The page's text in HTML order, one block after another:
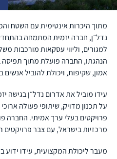
מתוך היכרות אינטימית עם השטח
נדל״ן, חברה יזמית המתמחה
למגורים, וליווי עסקאות מורכבות
הנהגתו, החברה פועלת מתוך תפיסה
אמון, שקיפות, ויכולת להוביל אנשים
עידו מוביל את אדרום נדל״ן
על תכנון מדויק, שיתופי פעולה
פרויקטים בעלי ערך אמיתי. החברה
מרכזיות בישראל, עם צבר פרויקטים
מעבר ליכולת המקצועית, עידו ידוע